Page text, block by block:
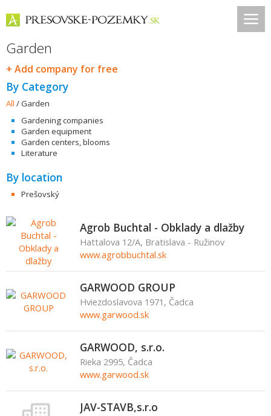
Garden
+ Add company for free
By Category
All /Garden
Gardening companies
Garden equipment
Garden centers, blooms
Literature
By location
Prešovský
Agrob Buchtal - Obklady a dlažby
Hattalova 12/A, Bratislava - Ružinov
www.agrobbuchtal.sk
GARWOOD GROUP
Hviezdoslavova 1971, Čadca
www.garwood.sk
GARWOOD, s.r.o.
Rieka 2995, Čadca
www.garwood.sk
JAV-STAVB,s.r.o